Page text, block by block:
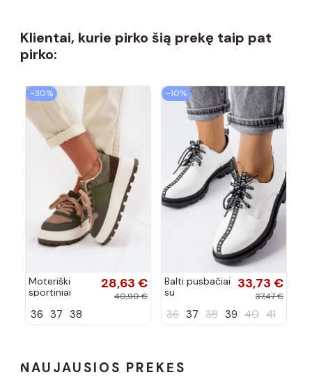
Klientai, kurie pirko šią prekę taip pat
pirko:
−30%
Moteriški
sportiniai
platforma
28,63 €
40,90 €
36 37 38
−10%
Balti pusbačiai
su
padu Hanifan
33,73 €
37,47 €
36 37 38 39 40 41
NAUJAUSIOS PREKĖS